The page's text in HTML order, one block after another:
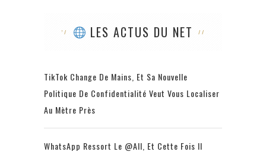
LES ACTUS DU NET
TikTok Change De Mains, Et Sa Nouvelle
Politique De Confidentialité Veut Vous Localiser
Au Mètre Près
WhatsApp Ressort Le @all, Et Cette Fois Il